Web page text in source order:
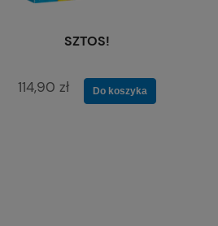
SZTOS!
114,90 zł Do koszyka